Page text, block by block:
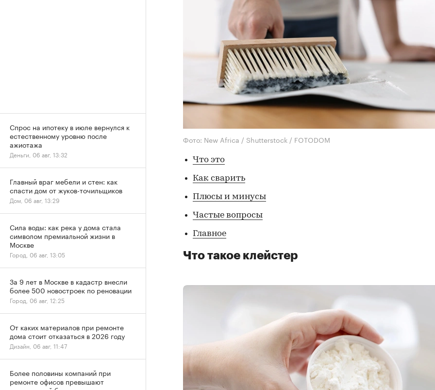
Фото: New Africa / Shutterstock / FOTODOM
Что это
Как сварить
Плюсы и минусы
Частые вопросы
Главное
Что такое клейстер
Спрос на ипотеку в июле вернулся к
естественному уровню после
ажиотажа
Деньги, 06 авг, 13:32
Главный враг мебели и стен: как
спасти дом от жуков-точильщиков
Дом, 06 авг, 13:29
Сила воды: как река у дома стала
символом премиальной жизни в
Москве
Город, 06 авг, 13:05
За 9 лет в Москве в кадастр внесли
более 500 новостроек по реновации
Город, 06 авг, 12:25
От каких материалов при ремонте
дома стоит отказаться в 2026 году
Дизайн, 06 авг, 11:47
Более половины компаний при
ремонте офисов превышают